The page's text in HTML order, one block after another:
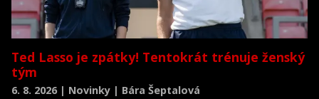
Ted Lasso je zpátky! Tentokrát trénuje ženský
tým
6. 8. 2026 | Novinky | Bára Šeptalová